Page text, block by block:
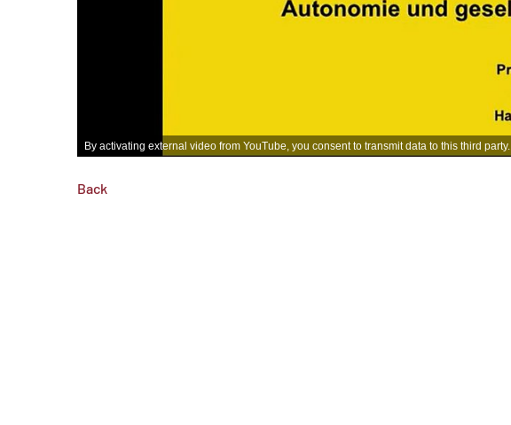
By activating external video from YouTube, you consent to transmit data to this third party.
Back